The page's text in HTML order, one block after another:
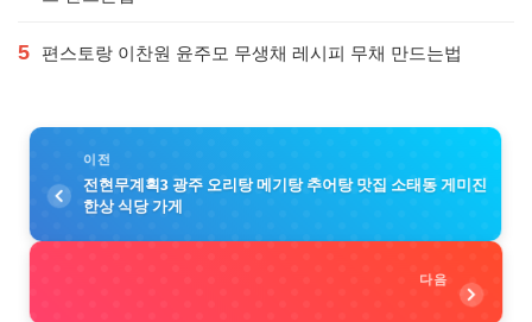
5 편스토랑 이찬원 윤주모 무생채 레시피 무채 만드는법
이전
전현무계획3 광주 오리탕 메기탕 추어탕 맛집 소태동 게미진
한상 식당 가게
다음